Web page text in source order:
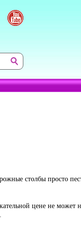
столбы просто
цене не может